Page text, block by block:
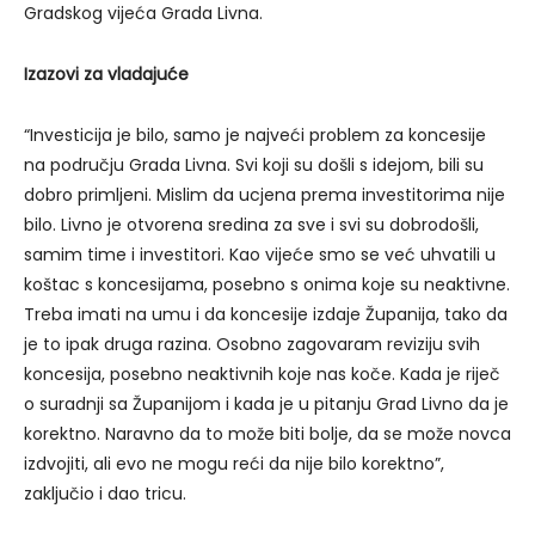
Gradskog vijeća Grada Livna.
Izazovi za vladajuće
“Investicija je bilo, samo je najveći problem za koncesije
na području Grada Livna. Svi koji su došli s idejom, bili su
dobro primljeni. Mislim da ucjena prema investitorima nije
bilo. Livno je otvorena sredina za sve i svi su dobrodošli,
samim time i investitori. Kao vijeće smo se već uhvatili u
koštac s koncesijama, posebno s onima koje su neaktivne.
Treba imati na umu i da koncesije izdaje Županija, tako da
je to ipak druga razina. Osobno zagovaram reviziju svih
koncesija, posebno neaktivnih koje nas koče. Kada je riječ
o suradnji sa Županijom i kada je u pitanju Grad Livno da je
korektno. Naravno da to može biti bolje, da se može novca
izdvojiti, ali evo ne mogu reći da nije bilo korektno”,
zaključio i dao tricu.